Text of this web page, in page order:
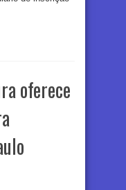
oferece